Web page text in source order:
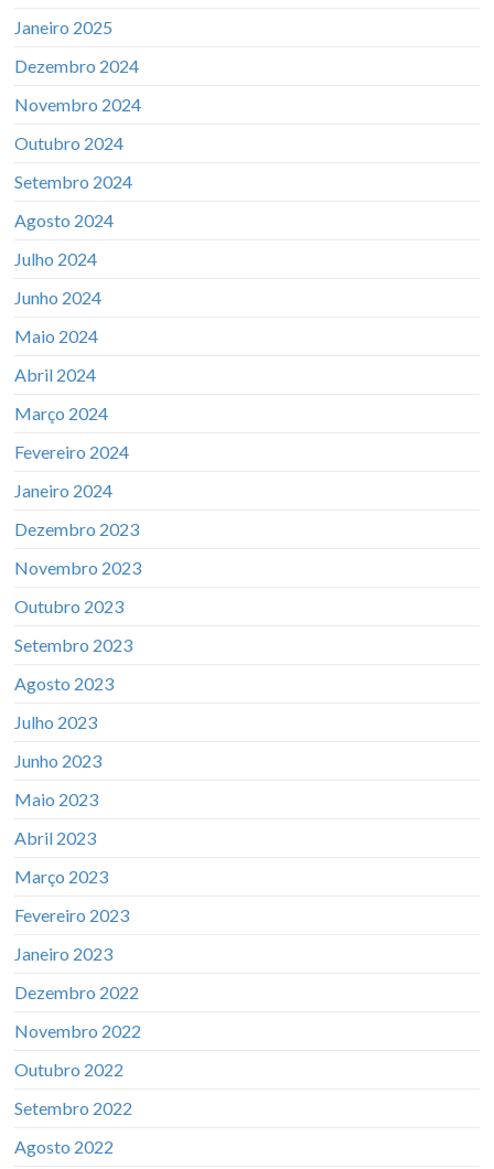
Janeiro 2025
Dezembro 2024
Novembro 2024
Outubro 2024
Setembro 2024
Agosto 2024
Julho 2024
Junho 2024
Maio 2024
Abril 2024
Março 2024
Fevereiro 2024
Janeiro 2024
Dezembro 2023
Novembro 2023
Outubro 2023
Setembro 2023
Agosto 2023
Julho 2023
Junho 2023
Maio 2023
Abril 2023
Março 2023
Fevereiro 2023
Janeiro 2023
Dezembro 2022
Novembro 2022
Outubro 2022
Setembro 2022
Agosto 2022